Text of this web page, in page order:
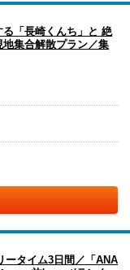
る「長崎くんち」と 絶
集合解散プラン／集
ータイム3日間／「ANA